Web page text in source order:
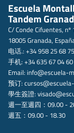
Escuela
Tandem
C/ Conde Cifuentes, nº
18005 Granada,
电话.: +34 958 25 68 75
手机: +34 635 67 04 60
Email: info@escuela-
预订:
學生簽證:
週一至週四：09.00 -
週五：09.00 - 18.30